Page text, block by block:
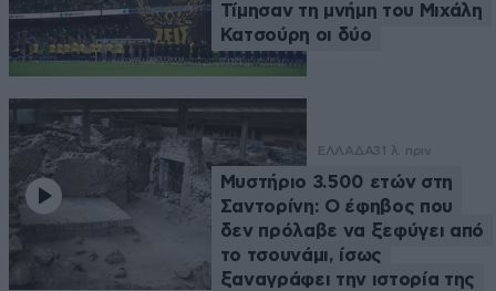
Τίμησαν τη μνήμη του Μιχάλη
Κατσούρη οι δύο
ΕΛΛΑΔΑ31 λ. πριν
Μυστήριο 3.500 ετών στη
Σαντορίνη: Ο έφηβος που
δεν πρόλαβε να ξεφύγει από
το τσουνάμι, ίσως
ξαναγράφει την ιστορία της